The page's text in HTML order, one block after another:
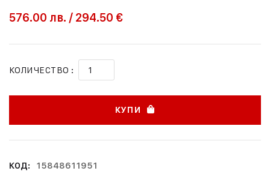
576.00 лв. / 294.50 €
КОЛИЧЕСТВО :
КУПИ
КОД:
15848611951